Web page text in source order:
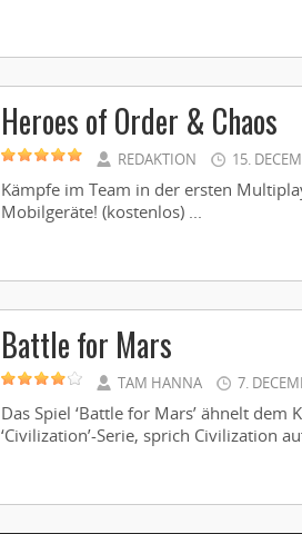
Heroes of Order & Chaos
REDAKTION 15.
Kämpfe im Team in der ersten
Mobilgeräte! (kostenlos) ...
Battle for Mars
TAM HANNA 7.
Das Spiel ‘Battle for Mars’ ähnelt dem
‘Civilization’-Serie, sprich Civilization